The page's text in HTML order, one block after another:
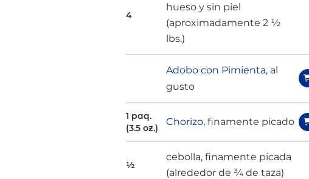
4
hueso y sin piel
(aproximadamente 2 ½
lbs.)
Adobo con Pimienta, al
gusto
1 paq.
(3.5 oz.)
Chorizo, finamente picado
½
cebolla, finamente picada
(alrededor de ¾ de taza)